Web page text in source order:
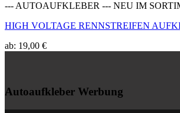
--- AUTOAUFKLEBER --- NEU IM
HIGH VOLTAGE RENNSTREIFEN
ab: 19,00 €
Autoaufkleber Werbung